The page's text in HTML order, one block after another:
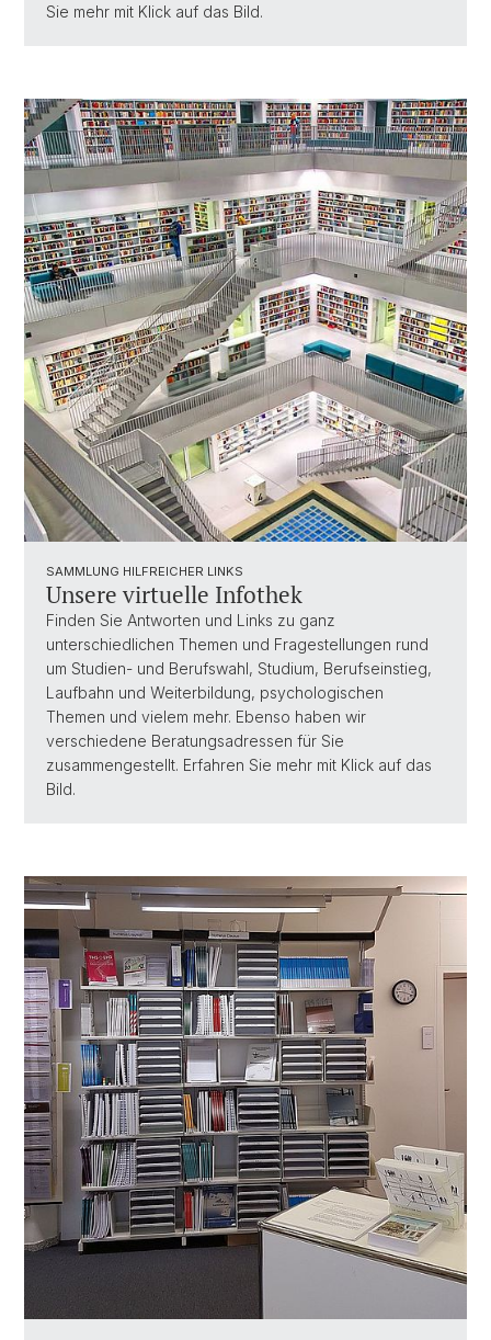
Sie mehr mit Klick auf das Bild.
SAMMLUNG HILFREICHER LINKS
Unsere virtuelle Infothek
Finden Sie Antworten und Links zu ganz
unterschiedlichen Themen und Fragestellungen rund
um Studien- und Berufswahl, Studium, Berufseinstieg,
Laufbahn und Weiterbildung, psychologischen
Themen und vielem mehr. Ebenso haben wir
verschiedene Beratungsadressen für Sie
zusammengestellt. Erfahren Sie mehr mit Klick auf das
Bild.